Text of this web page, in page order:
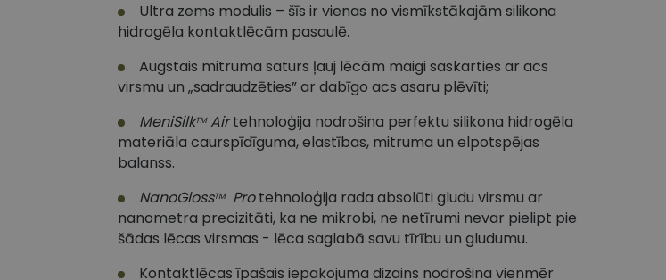
Ultra zems modulis – šīs ir vienas no vismīkstākajām silikona
hidrogēla kontaktlēcām pasaulē.
Augstais mitruma saturs ļauj lēcām maigi saskarties ar acs
virsmu un „sadraudzēties” ar dabīgo acs asaru plēvīti;
MeniSilkTMAirtehnoloģija nodrošina perfektu silikona hidrogēla
materiāla caurspīdīguma, elastības, mitruma un elpotspējas
balanss.
NanoGlossTMProtehnoloģija rada absolūti gludu virsmu ar
nanometra precizitāti, ka ne mikrobi, ne netīrumi nevar pielipt pie
šādas lēcas virsmas - lēca saglabā savu tīrību un gludumu.
Kontaktlēcas īpašais iepakojuma dizains nodrošina vienmēr